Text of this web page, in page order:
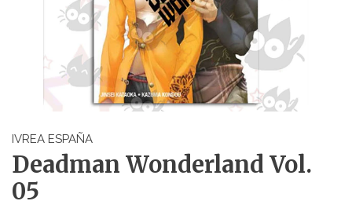
IVREA ESPAÑA
Deadman Wonderland Vol.
05